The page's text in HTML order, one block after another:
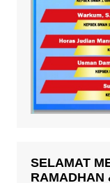
SELAMAT
RAMADHAN